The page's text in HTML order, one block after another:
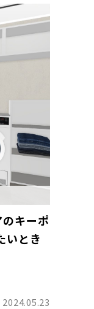
キーポ
いとき
2024.05.23